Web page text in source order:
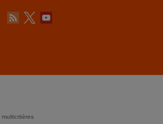
multicritères